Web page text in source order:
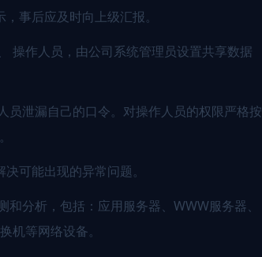
事后应及时向上级汇报。
操作人员，由公司系统管理员设置共享数据
员泄漏自己的口令。对操作人员的权限严格按
可能出现的异常问题。
分析，包括：应用服务器、WWW服务器、
机等网络设备。